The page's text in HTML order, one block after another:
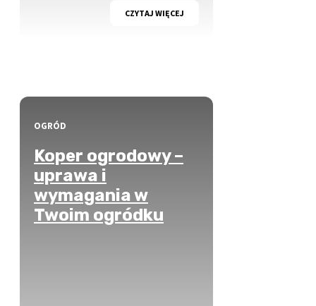
CZYTAJ WIĘCEJ
OGRÓD
Koper ogrodowy –
uprawa i
wymagania w
Twoim ogródku